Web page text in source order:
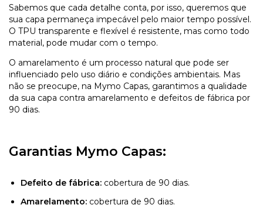
Sabemos que cada detalhe conta, por isso, queremos que
sua capa permaneça impecável pelo maior tempo possível.
O TPU transparente e flexível é resistente, mas como todo
material, pode mudar com o tempo.
O amarelamento é um processo natural que pode ser
influenciado pelo uso diário e condições ambientais. Mas
não se preocupe, na Mymo Capas, garantimos a qualidade
da sua capa contra amarelamento e defeitos de fábrica por
90 dias.
Garantias Mymo Capas:
Defeito de fábrica: cobertura de 90 dias.
Amarelamento: cobertura de 90 dias.